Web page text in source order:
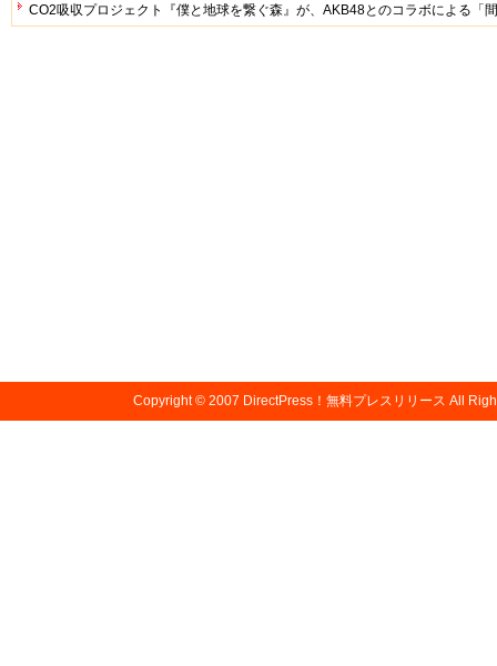
CO2吸収プロジェクト『僕と地球を繋ぐ森』が、AKB48とのコラボによる「
Copyright © 2007 DirectPress！無料プレスリリース All